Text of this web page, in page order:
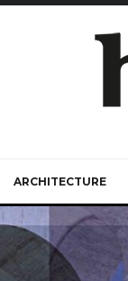
ARCHITECTURE